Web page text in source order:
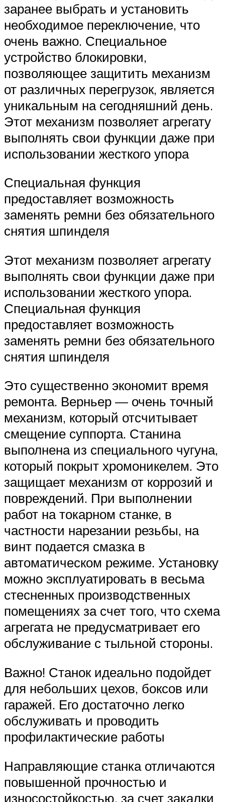
заранее выбрать и установить
необходимое переключение, что
очень важно. Специальное
устройство блокировки,
позволяющее защитить механизм
от различных перегрузок, является
уникальным на сегодняшний день.
Этот механизм позволяет агрегату
выполнять свои функции даже при
использовании жесткого упора
Специальная функция
предоставляет возможность
заменять ремни без обязательного
снятия шпинделя
Этот механизм позволяет агрегату
выполнять свои функции даже при
использовании жесткого упора.
Специальная функция
предоставляет возможность
заменять ремни без обязательного
снятия шпинделя
Это существенно экономит время
ремонта. Верньер — очень точный
механизм, который отсчитывает
смещение суппорта. Станина
выполнена из специального чугуна,
который покрыт хромоникелем. Это
защищает механизм от коррозий и
повреждений. При выполнении
работ на токарном станке, в
частности нарезании резьбы, на
винт подается смазка в
автоматическом режиме. Установку
можно эксплуатировать в весьма
стесненных производственных
помещениях за счет того, что схема
агрегата не предусматривает его
обслуживание с тыльной стороны.
Важно! Станок идеально подойдет
для небольших цехов, боксов или
гаражей. Его достаточно легко
обслуживать и проводить
профилактические работы
Направляющие станка отличаются
повышенной прочностью и
износостойкостью, за счет закалки